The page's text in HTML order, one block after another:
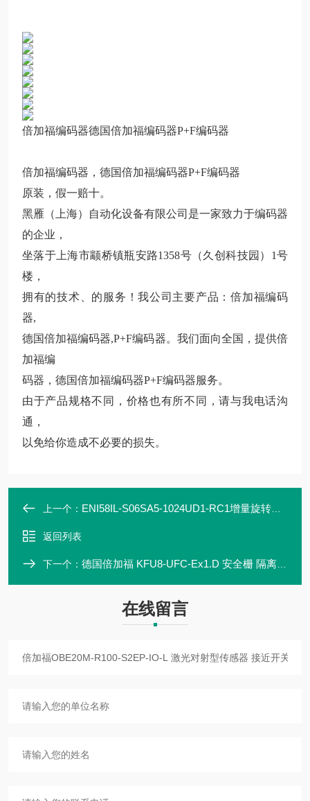
倍加福编码器德国倍加福编码器P+F编码器
倍加福编码器，德国倍加福编码器P+F编码器
原装，假一赔十。
黑雁（上海）自动化设备有限公司是一家致力于编码器
的企业，
坐落于上海市颛桥镇瓶安路1358号（久创科技园）1号
楼，
拥有的技术、的服务！我公司主要产品：倍加福编码
器,
德国倍加福编码器,P+F编码器。我们面向全国，提供倍
加福编
码器，德国倍加福编码器P+F编码器服务。
由于产品规格不同，价格也有所不同，请与我电话沟
通，
以免给你造成不必要的损失。
上一个： ENI58IL-S06SA5-1024UD1-RC1增量旋转编码器外壳 58 mm 实心轴P+F
返回列表
下一个： 德国倍加福 KFU8-UFC-Ex1.D 安全栅 隔离栅原装现货
在线留言